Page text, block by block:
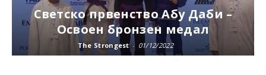
Светско првенство Абу Даби –
Освоен бронзен медал
The Strongest - 01/12/2022